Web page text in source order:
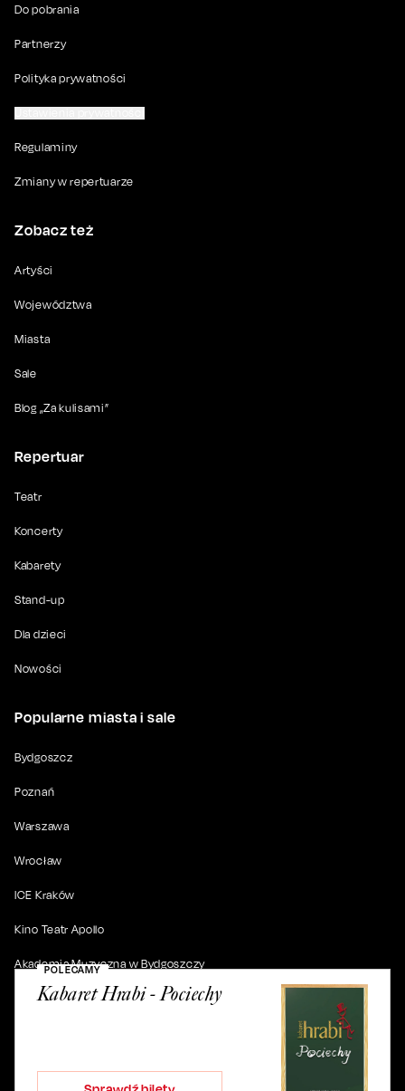
POLECAMY
Kabaret Hrabi - Pociechy
Do pobrania
Partnerzy
Polityka prywatności
Regulaminy
Zmiany w repertuarze
Zobacz też
Artyści
Województwa
Miasta
Sale
Blog „Za kulisami”
Repertuar
Teatr
Koncerty
Kabarety
Stand-up
Dla dzieci
Nowości
Popularne miasta i sale
Bydgoszcz
Poznań
Warszawa
Wrocław
ICE Kraków
Kino Teatr Apollo
Akademia Muzyczna w Bydgoszczy
. Wszystkie prawa zastrzeżone.